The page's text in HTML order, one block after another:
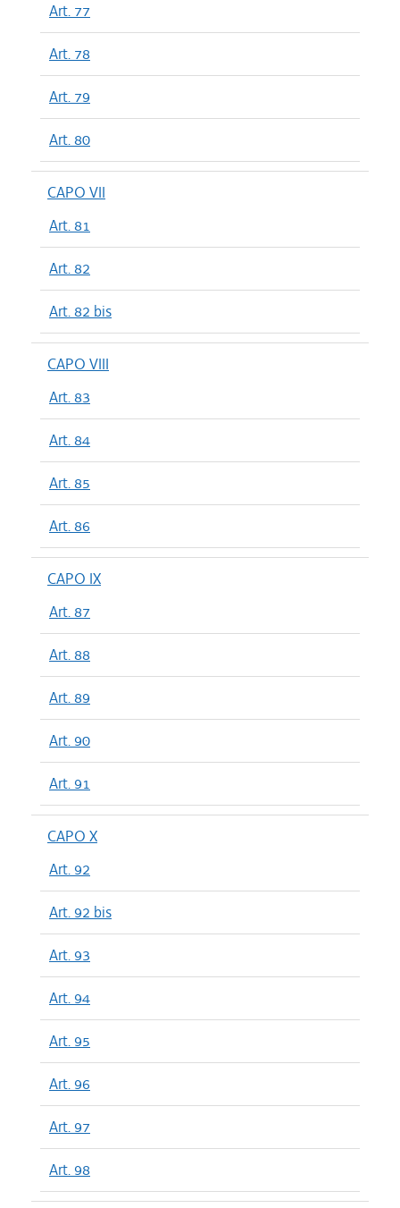
Art. 77
Art. 78
Art. 79
Art. 80
CAPO VII
Art. 81
Art. 82
Art. 82 bis
CAPO VIII
Art. 83
Art. 84
Art. 85
Art. 86
CAPO IX
Art. 87
Art. 88
Art. 89
Art. 90
Art. 91
CAPO X
Art. 92
Art. 92 bis
Art. 93
Art. 94
Art. 95
Art. 96
Art. 97
Art. 98